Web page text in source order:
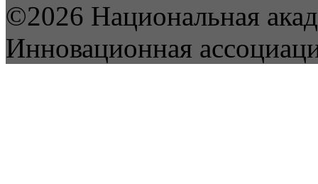
©2026 Национальная
Инновационная